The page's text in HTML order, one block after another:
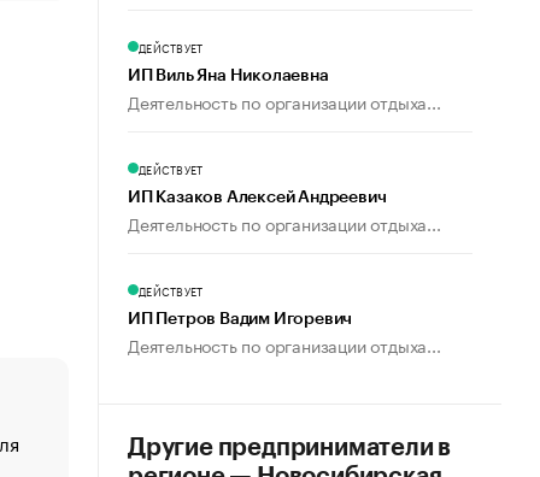
«От спорта тело стареет иначе». Как живет глава
создавшей GTA
ДЕЙСТВУЕТ
ИП Виль Яна Николаевна
Деятельность по организации отдыха...
ДЕЙСТВУЕТ
ИП Казаков Алексей Андреевич
Деятельность по организации отдыха...
ДЕЙСТВУЕТ
ИП Петров Вадим Игоревич
Деятельность по организации отдыха...
Другие предприниматели в